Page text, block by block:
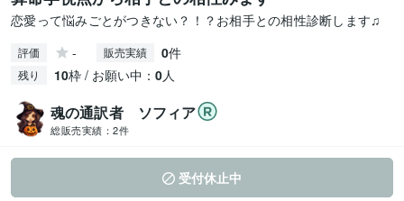
恋愛って悩みごとがつきない？！？お相手との相性診断します♫
評価 - 販売実績 0件
残り 10枠 / お願い中： 0人
魂の通訳者 ソフィア
総販売実績： 2件
受付休止中